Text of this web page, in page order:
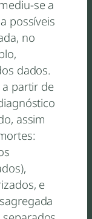
se a
possíveis
no
dados.
partir de
assim
e